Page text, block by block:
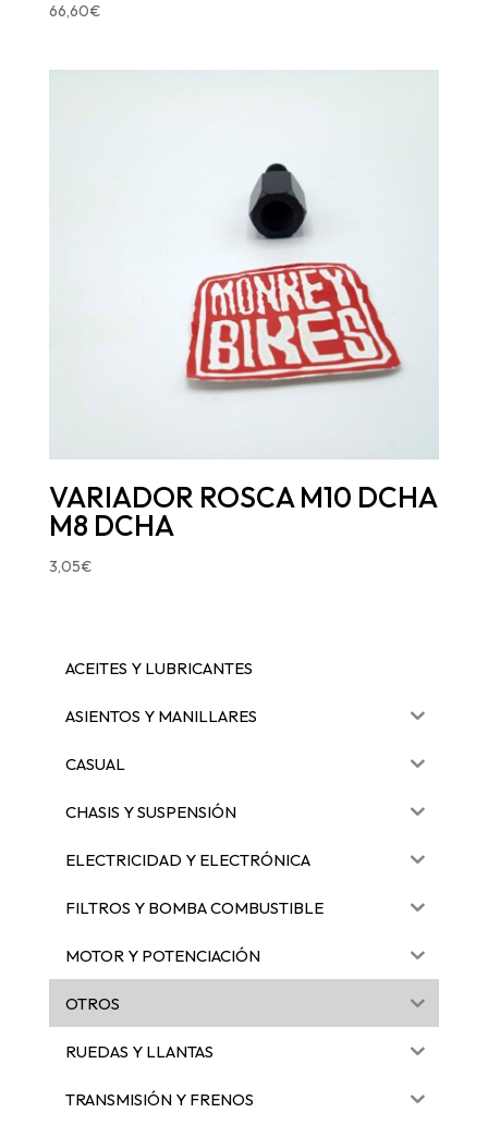
66,60€
VARIADOR ROSCA M10 DCHA
M8 DCHA
3,05€
ACEITES Y LUBRICANTES
ASIENTOS Y MANILLARES
CASUAL
CHASIS Y SUSPENSIÓN
ELECTRICIDAD Y ELECTRÓNICA
FILTROS Y BOMBA COMBUSTIBLE
MOTOR Y POTENCIACIÓN
OTROS
RUEDAS Y LLANTAS
TRANSMISIÓN Y FRENOS